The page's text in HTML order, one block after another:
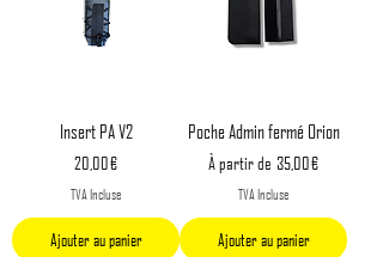
Insert PA V2
Prix
20,00 €
TVA Incluse
Ajouter au panier
Poche Admin fermé Orion
À partir de
Prix original35,00 €
Prix promotionnel
TVA Incluse
Ajouter au panier